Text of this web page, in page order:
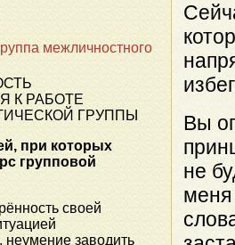
Вы
не
межличностного
К РАБОТЕ
ГРУППЫ
при которых
групповой
своей
неумение заводить